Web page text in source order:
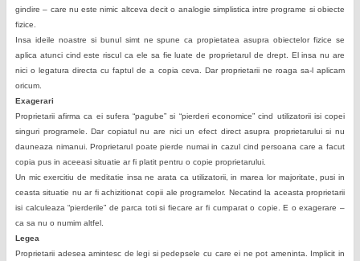
gindire – care nu este nimic altceva decit o analogie simplistica intre programe si obiecte
fizice.
Insa ideile noastre si bunul simt ne spune ca propietatea asupra obiectelor fizice se
aplica atunci cind este riscul ca ele sa fie luate de proprietarul de drept. El insa nu are
nici o legatura directa cu faptul de a copia ceva. Dar proprietarii ne roaga sa-l aplicam
oricum.
Exagerari
Proprietarii afirma ca ei sufera “pagube” si “pierderi economice” cind utilizatorii isi copei
singuri programele. Dar copiatul nu are nici un efect direct asupra proprietarului si nu
dauneaza nimanui. Proprietarul poate pierde numai in cazul cind persoana care a facut
copia pus in aceeasi situatie ar fi platit pentru o copie proprietarului.
Un mic exercitiu de meditatie insa ne arata ca utilizatorii, in marea lor majoritate, pusi in
ceasta situatie nu ar fi achizitionat copii ale programelor. Necatind la aceasta proprietarii
isi calculeaza “pierderile” de parca toti si fiecare ar fi cumparat o copie. E o exagerare –
ca sa nu o numim altfel.
Legea
Proprietarii adesea amintesc de legi si pedepsele cu care ei ne pot ameninta. Implicit in